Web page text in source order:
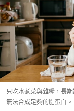
只吃水煮菜與雜糧，長
無法合成足夠的脂蛋白。